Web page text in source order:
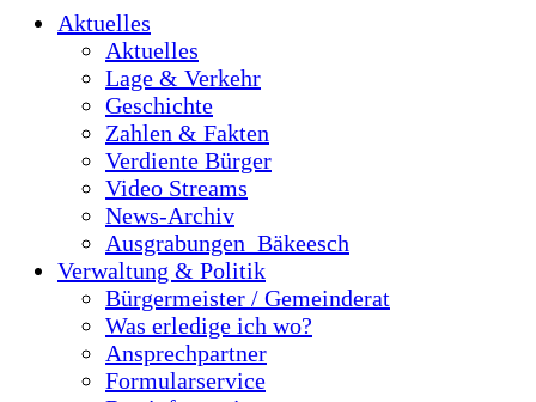
Aktuelles
Aktuelles
Lage & Verkehr
Geschichte
Zahlen & Fakten
Verdiente Bürger
Video Streams
News-Archiv
Ausgrabungen_Bäkeesch
Verwaltung & Politik
Bürgermeister / Gemeinderat
Was erledige ich wo?
Ansprechpartner
Formularservice